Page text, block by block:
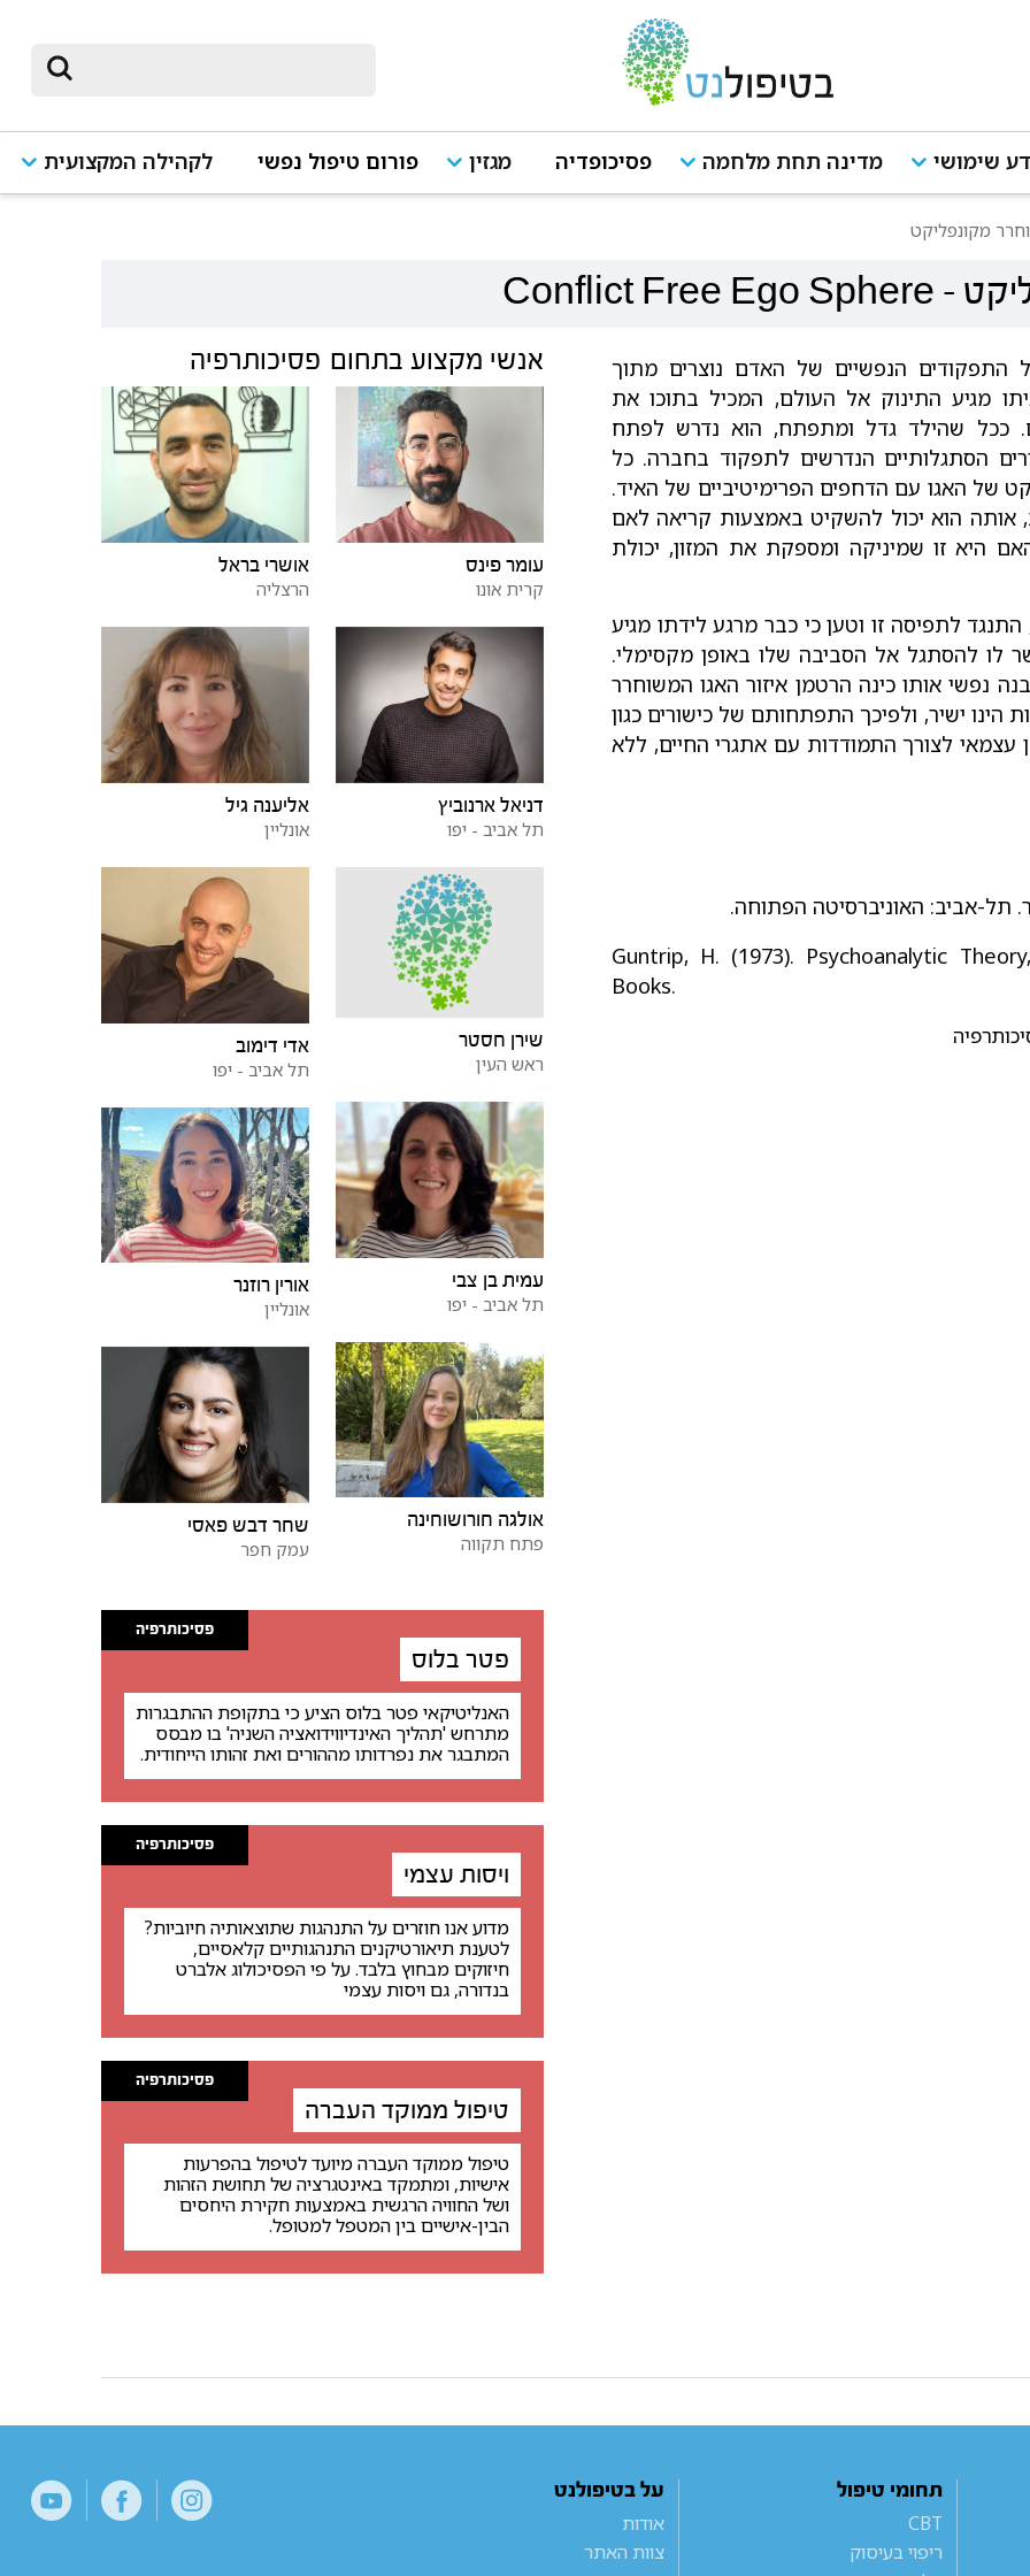
שימושי מדינה תחת מלחמה פסיכופדיה מגזין פורום טיפול נפשי לקהילה המקצועית
מקונפליקט
Conflict Free Ego Sphere -
התפקודים הנפשיים של האדם נוצרים מתוך
מגיע התינוק אל העולם, המכיל בתוכו את
ככל שהילד גדל ומתפתח, הוא נדרש לפתח
הסתגלותיים הנדרשים לתפקוד בחברה. כל
של האגו עם הדחפים הפרימיטיביים של האיד.
אותה הוא יכול להשקיט באמצעות קריאה לאם
היא זו שמיניקה ומספקת את המזון, יכולת
לתפיסה זו וטען כי כבר מרגע לידתו מגיע
לו להסתגל אל הסביבה שלו באופן מקסימלי.
נפשי אותו כינה הרטמן איזור האגו המשוחרר
ישיר, ולפיכך התפתחותם של כישורים כגון
לצורך התמודדות עם אתגרי החיים, ללא
Guntrip, H. (1973). Psychoanalytic
Books.
אנשי מקצוע בתחום פסיכותרפיה
עומר פינס
קרית אונו
אושרי בראל
הרצליה
דניאל ארנוביץ
תל אביב - יפו
אליענה גיל
אונליין
שירן חסטר
ראש העין
אדי דימוב
תל אביב - יפו
עמית בן צבי
תל אביב - יפו
אורין רוזנר
אונליין
אולגה חורושוחינה
פתח תקווה
שחר דבש פאסי
עמק חפר
פסיכותרפיה
פטר בלוס
האנליטיקאי פטר בלוס הציע כי בתקופת ההתבגרות
מתרחש 'תהליך האינדיווידואציה השניה' בו מבסס
המתבגר את נפרדותו מההורים ואת זהותו הייחודית.
פסיכותרפיה
ויסות עצמי
מדוע אנו חוזרים על התנהגות שתוצאותיה חיוביות?
לטענת תיאורטיקנים התנהגותיים קלאסיים,
חיזוקים מבחוץ בלבד. על פי הפסיכולוג אלברט
בנדורה, גם ויסות עצמי
פסיכותרפיה
טיפול ממוקד העברה
טיפול ממוקד העברה מיועד לטיפול בהפרעות
אישיות, ומתמקד באינטגרציה של תחושת הזהות
ושל החוויה הרגשית באמצעות חקירת היחסים
הבין-אישיים בין המטפל למטופל.
תחומי טיפול
CBT
ריפוי בעיסוק
על בטיפולנט
אודות
צוות האתר